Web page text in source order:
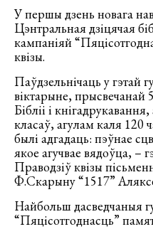
У першы дзень новага
Цэнтральная дзіцячая
кампаніяй
квізы.
Паўдзельнічаць у гэтай
віктарыне, прысвечанай
Бібліі і
класаў, агулам каля 120
былі адгадаць: пэўнае
якое агучвае вядоўца, –
Праводзіў квізы
Ф.Скарыну “1517”
Найбольш дасведчаныя
“Пяцісотгоднасць”